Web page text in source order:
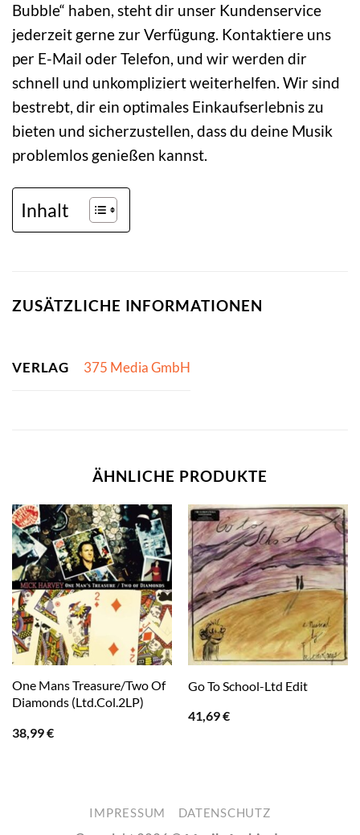
Bubble“ haben, steht dir unser Kundenservice
jederzeit gerne zur Verfügung. Kontaktiere uns
per E-Mail oder Telefon, und wir werden dir
schnell und unkompliziert weiterhelfen. Wir sind
bestrebt, dir ein optimales Einkaufserlebnis zu
bieten und sicherzustellen, dass du deine Musik
problemlos genießen kannst.
Inhalt
ZUSÄTZLICHE INFORMATIONEN
VERLAG 375 Media GmbH
ÄHNLICHE PRODUKTE
One Mans Treasure/Two Of
Diamonds (Ltd.Col.2LP)
38,99€
Go To School-Ltd Edit
41,69€
IMPRESSUM DATENSCHUTZ